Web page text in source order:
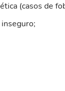
(casos de